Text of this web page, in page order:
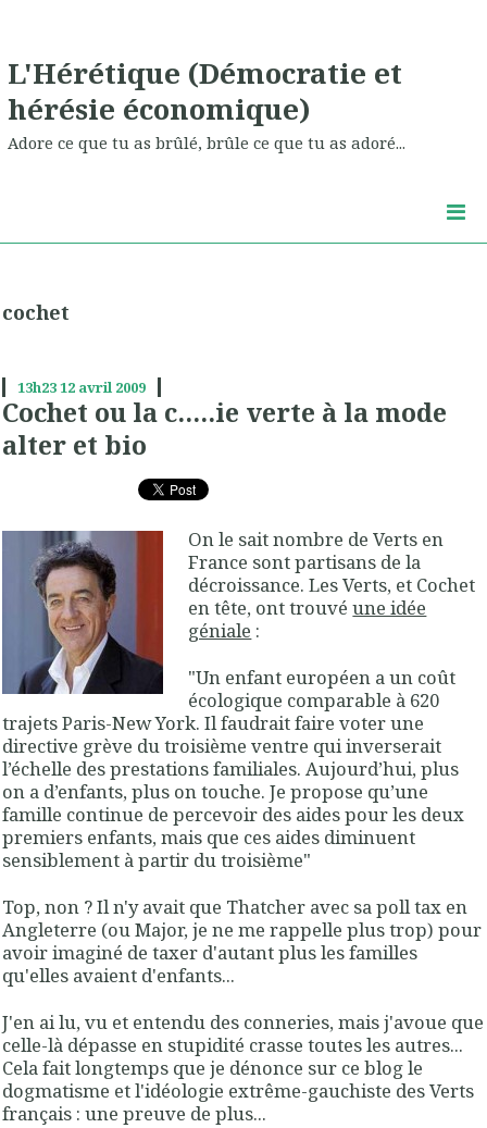
L'Hérétique (Démocratie et
hérésie économique)
Adore ce que tu as brûlé, brûle ce que tu as adoré...
cochet
13h2312 avril 2009
Cochet ou la c.....ie verte à la mode
alter et bio
On le sait nombre de Verts en
France sont partisans de la
décroissance. Les Verts, et Cochet
en tête, ont trouvéune idée
géniale :
"Un enfant européen a un coût
écologique comparable à 620
trajets Paris-New York. Il faudrait faire voter une
directive grève du troisième ventre qui inverserait
l’échelle des prestations familiales. Aujourd’hui, plus
on a d’enfants, plus on touche. Je propose qu’une
famille continue de percevoir des aides pour les deux
premiers enfants, mais que ces aides diminuent
sensiblement à partir du troisième"
Top, non ? Il n'y avait que Thatcher avec sa poll tax en
Angleterre (ou Major, je ne me rappelle plus trop) pour
avoir imaginé de taxer d'autant plus les familles
qu'elles avaient d'enfants...
J'en ai lu, vu et entendu des conneries, mais j'avoue que
celle-là dépasse en stupidité crasse toutes les autres...
Cela fait longtemps que je dénonce sur ce blog le
dogmatisme et l'idéologie extrême-gauchiste des Verts
français : une preuve de plus...